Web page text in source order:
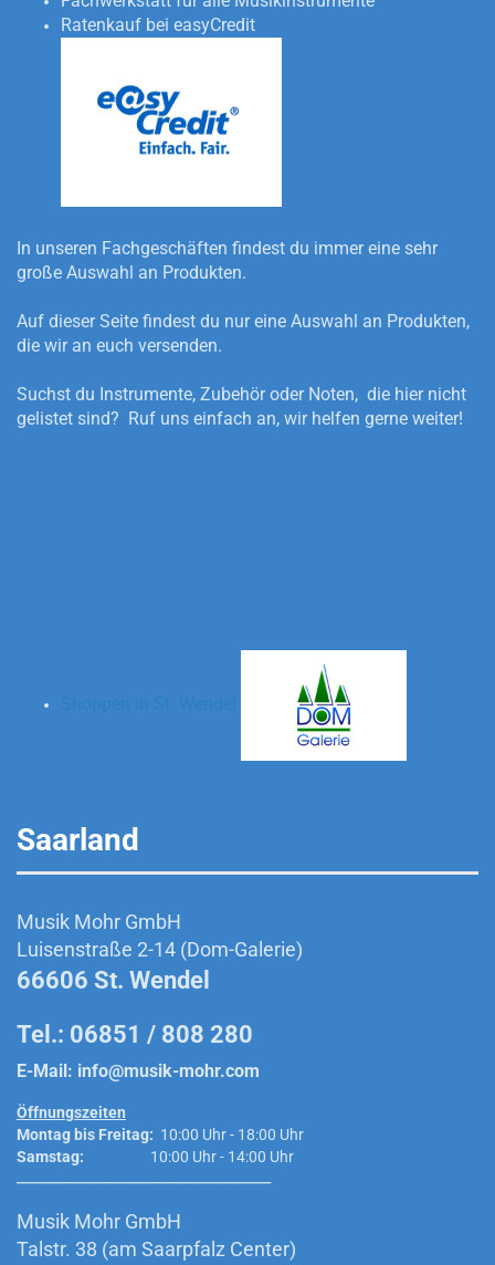
Ratenkauf bei easyCredit
In unseren Fachgeschäften findest du immer eine sehr
große Auswahl an Produkten.
Auf dieser Seite findest du nur eine Auswahl an Produkten,
die wir an euch versenden.
Suchst du Instrumente, Zubehör oder Noten, die hier nicht
gelistet sind? Ruf uns einfach an, wir helfen gerne weiter!
Saarland
Musik Mohr GmbH
Luisenstraße 2-14 (Dom-Galerie)
66606 St. Wendel
Tel.: 06851 / 808 280
E-Mail: info@musik-mohr.com
Öffnungszeiten
Montag bis Freitag: 10:00 Uhr - 18:00 Uhr
Samstag: 10:00 Uhr - 14:00 Uhr
Musik Mohr GmbH
Talstr. 38 (am Saarpfalz Center)